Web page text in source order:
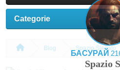
Categorie
Blog Spazio Slegato
БАСУРАЙ
Spazio